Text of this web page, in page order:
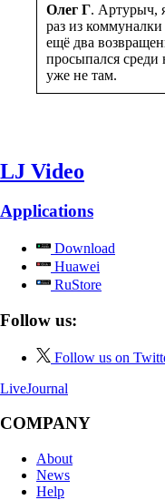
Олег Г. Артурыч,
раз из
ещё два
просыпался среди
уже не там.
LJ Video
Applications
Download
Huawei
RuStore
Follow us:
Follow us on
LiveJournal
COMPANY
About
News
Help